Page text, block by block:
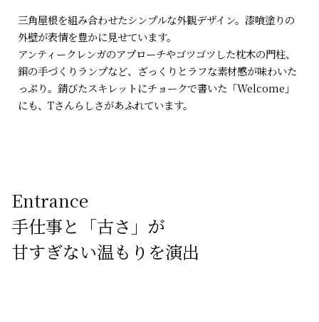
三角屋根を組み合わせたシンプルな外観デザイン。漆喰塗りの
外壁が表情を豊かに見せています。
アンティークレンガのアプローチやゴツゴツした枕木の門柱、
銅の手づくりランプなど、ざっくりとラフな素材感が味わいた
っぷり。錆びたスキレットにチョークで書いた「Welcome」
にも、Tさんらしさがあふれています。
Entrance
手仕事と「古さ」が
甘すぎない温もりを演出